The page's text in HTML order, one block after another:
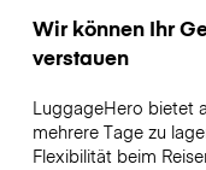
Wir können Ihr
verstauen
LuggageHero bietet
mehrere Tage zu
Flexibilität beim